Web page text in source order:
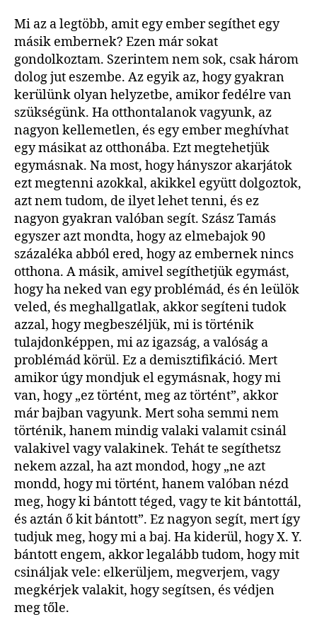
Mi az a legtöbb, amit egy ember segíthet egy
másik embernek? Ezen már sokat
gondolkoztam. Szerintem nem sok, csak három
dolog jut eszembe. Az egyik az, hogy gyakran
kerülünk olyan helyzetbe, amikor fedélre van
szükségünk. Ha otthontalanok vagyunk, az
nagyon kellemetlen, és egy ember meghívhat
egy másikat az otthonába. Ezt megtehetjük
egymásnak. Na most, hogy hányszor akarjátok
ezt megtenni azokkal, akikkel együtt dolgoztok,
azt nem tudom, de ilyet lehet tenni, és ez
nagyon gyakran valóban segít. Szász Tamás
egyszer azt mondta, hogy az elmebajok 90
százaléka abból ered, hogy az embernek nincs
otthona. A másik, amivel segíthetjük egymást,
hogy ha neked van egy problémád, és én leülök
veled, és meghallgatlak, akkor segíteni tudok
azzal, hogy megbeszéljük, mi is történik
tulajdonképpen, mi az igazság, a valóság a
problémád körül. Ez a demisztifikáció. Mert
amikor úgy mondjuk el egymásnak, hogy mi
van, hogy „ez történt, meg az történt”, akkor
már bajban vagyunk. Mert soha semmi nem
történik, hanem mindig valaki valamit csinál
valakivel vagy valakinek. Tehát te segíthetsz
nekem azzal, ha azt mondod, hogy „ne azt
mondd, hogy mi történt, hanem valóban nézd
meg, hogy ki bántott téged, vagy te kit bántottál,
és aztán ő kit bántott”. Ez nagyon segít, mert így
tudjuk meg, hogy mi a baj. Ha kiderül, hogy X. Y.
bántott engem, akkor legalább tudom, hogy mit
csináljak vele: elkerüljem, megverjem, vagy
megkérjek valakit, hogy segítsen, és védjen
meg tőle.